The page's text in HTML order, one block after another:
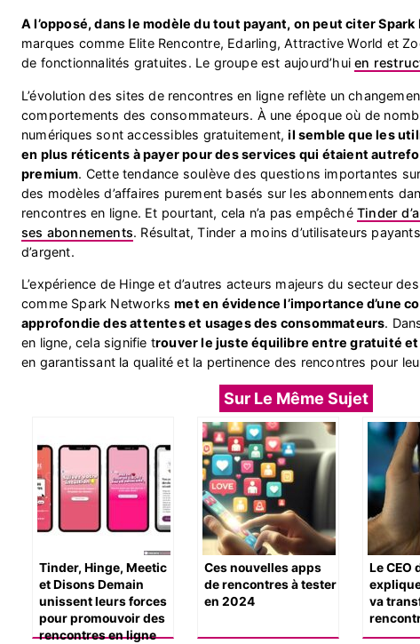
A l’opposé, dans le modèle du tout payant, on peut citer
marques comme Elite Rencontre, Edarling, Attractive World et
de fonctionnalités gratuites. Le groupe est aujourd’huien
L’évolution des sites de rencontres en ligne reflète un
comportements des consommateurs. À une époque où de
numériques sont accessibles gratuitement,il semble que les
en plus réticents à payer pour des services qui étaient
premium. Cette tendance soulève des questions importantes
des modèles d’affaires purement basés sur les abonnements
rencontres en ligne. Et pourtant, cela n’a pas empêché Tinder
ses abonnements. Résultat, Tinder a moins d’utilisateurs
d’argent.
L’expérience de Hinge et d’autres acteurs majeurs du secteur
comme Spark Networksmet en évidence l’importance d’une
approfondie des attentes et usages des consommateurs.
en ligne, cela signifie trouver le juste équilibre entre gratuité
en garantissant la qualité et la pertinence des rencontres pour
Sur Le Même Sujet
Tinder, Hinge, Meetic
et Disons Demain
unissent leurs forces
pour promouvoir des
rencontres en ligne
Ces nouvelles apps
de rencontres à tester
en 2024
Le CEO
va